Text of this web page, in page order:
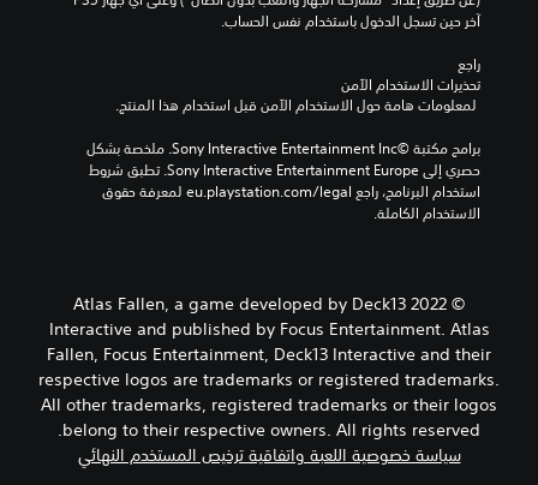
آخر حين تسجل الدخول باستخدام نفس الحساب.
راجع
تحذيرات الاستخدام الآمن
الاستخدام الكاملة.
© 2022 Atlas Fallen, a game developed by Deck13
Interactive and published by Focus Entertainment. Atlas
Fallen, Focus Entertainment, Deck13 Interactive and their
respective logos are trademarks or registered trademarks.
All other trademarks, registered trademarks or their logos
belong to their respective owners. All rights reserved.
سياسة خصوصية اللعبة واتفاقية ترخيص المستخدم النهائي